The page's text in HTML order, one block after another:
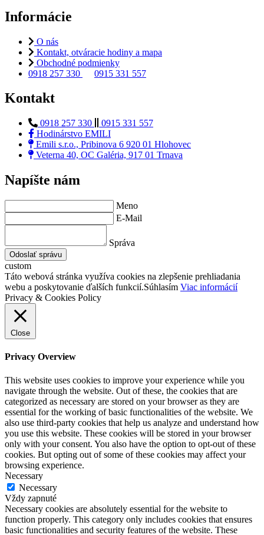
Informácie
O nás
Kontakt, otváracie hodiny a mapa
Obchodné podmienky
0918 257 330
0915 331 557
Kontakt
0918 257 330
0915 331 557
Hodinárstvo EMILI
Emili s.r.o., Pribinova 6 920 01 Hlohovec
Veterna 40, OC Galéria, 917 01 Trnava
Napíšte nám
Meno
E-Mail
Správa
Odoslať správu
custom
Táto webová stránka využíva cookies na zlepšenie prehliadania
webu a poskytovanie ďalších funkcií.Súhlasím Viac informácií
Privacy & Cookies Policy
Close
Privacy Overview
This website uses cookies to improve your experience while you
navigate through the website. Out of these, the cookies that are
categorized as necessary are stored on your browser as they are
essential for the working of basic functionalities of the website. We
also use third-party cookies that help us analyze and understand how
you use this website. These cookies will be stored in your browser
only with your consent. You also have the option to opt-out of these
cookies. But opting out of some of these cookies may affect your
browsing experience.
Necessary
Necessary
Vždy zapnuté
Necessary cookies are absolutely essential for the website to
function properly. This category only includes cookies that ensures
basic functionalities and security features of the website. These